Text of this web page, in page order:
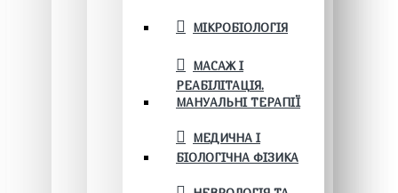
МІКРОБІОЛОГІЯ
МАСАЖ І
РЕАБІЛІТАЦІЯ.
МАНУАЛЬНІ ТЕРАПІЇ
МЕДИЧНА І
БІОЛОГІЧНА ФІЗИКА